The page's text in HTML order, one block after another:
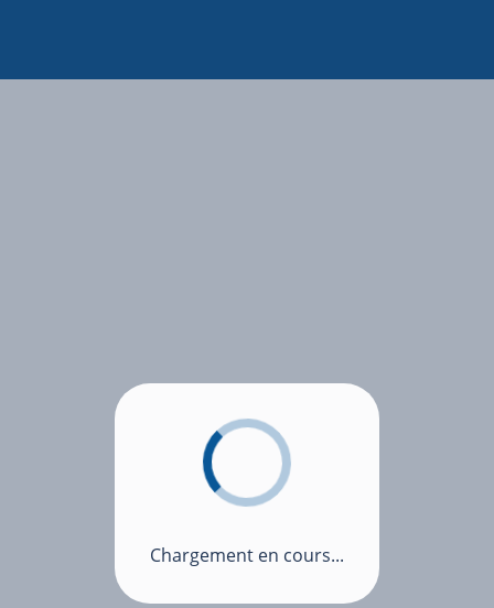
Chargement en cours...